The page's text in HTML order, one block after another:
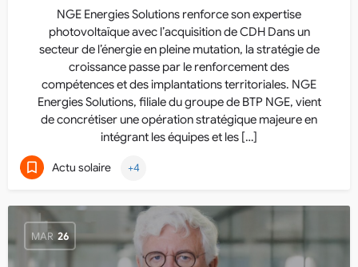
NGE Energies Solutions renforce son expertise
photovoltaïque avec l’acquisition de CDH Dans un
secteur de l’énergie en pleine mutation, la stratégie de
croissance passe par le renforcement des
compétences et des implantations territoriales. NGE
Energies Solutions, filiale du groupe de BTP NGE, vient
de concrétiser une opération stratégique majeure en
intégrant les équipes et les […]
Actu solaire +4
MAR 26